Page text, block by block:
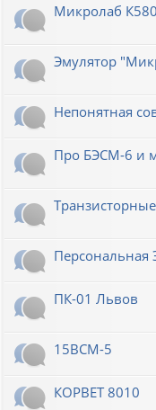
Микролаб
Эмулятор
Непонятная
Про БЭСМ-6 и
ПК-01 Львов
15ВСМ-5
КОРВЕТ 8010